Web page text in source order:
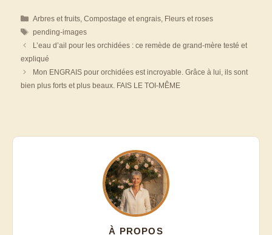
Catégories
Arbres et fruits,Compostage et engrais, Fleurs et roses
Étiquettes
pending-images
L’eau d’ail pour les orchidées : ce remède de grand-mère testé et
expliqué
Mon ENGRAIS pour orchidées est incroyable. Grâce à lui, ils sont
bien plus forts et plus beaux. FAIS LE TOI-MÊME
À PROPOS